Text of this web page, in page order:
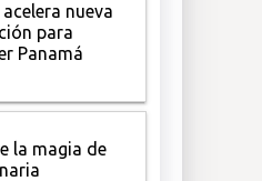
nueva
para
Panamá
la magia de